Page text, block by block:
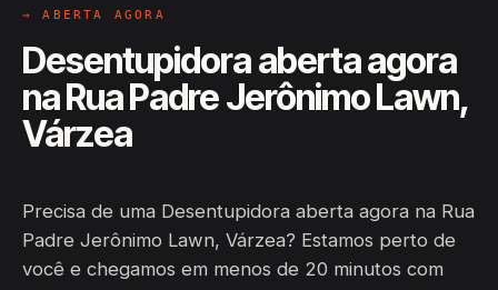
→ ABERTA AGORA
Desentupidora aberta agora
na Rua Padre Jerônimo Lawn,
Várzea
Precisa de uma Desentupidora aberta agora na Rua
Padre Jerônimo Lawn, Várzea? Estamos perto de
você e chegamos em menos de 20 minutos com